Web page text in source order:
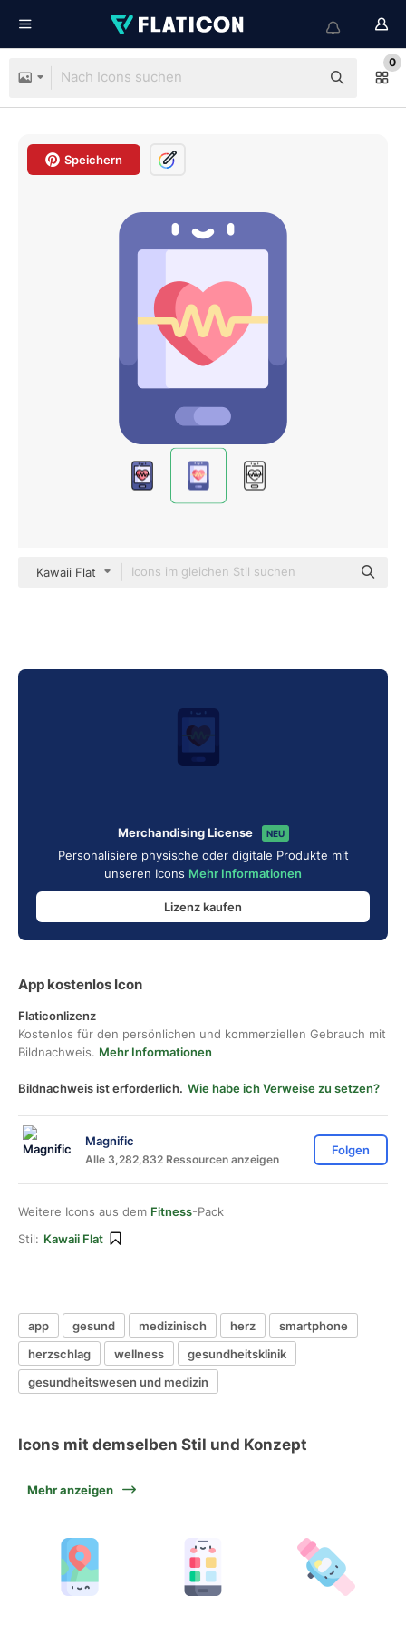
0
Speichern
Kawaii Flat
Merchandising License NEU
Personalisiere physische oder digitale Produkte mit
unseren Icons Mehr Informationen
Lizenz kaufen
App kostenlos Icon
Flaticonlizenz
Kostenlos für den persönlichen und kommerziellen Gebrauch mit
Bildnachweis. Mehr Informationen
Bildnachweis ist erforderlich. Wie habe ich Verweise zu setzen?
Magnific
Alle 3,282,832 Ressourcen anzeigen
Folgen
Weitere Icons aus dem Fitness-Pack
Stil: Kawaii Flat
app gesund medizinisch herz
smartphone
herzschlag
wellness
gesundheitsklinik
gesundheitswesen und medizin
Icons mit demselben Stil und Konzept
Mehr anzeigen